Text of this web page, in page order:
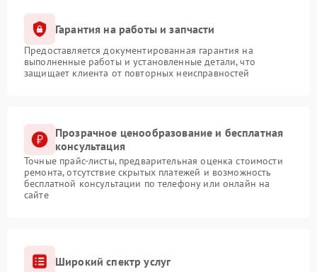
Гарантия на работы и запчасти
Предоставляется документированная гарантия на
выполненные работы и установленные детали, что
защищает клиента от повторных неисправностей
Прозрачное ценообразование и бесплатная
консультация
Точные прайс-листы, предварительная оценка стоимости
ремонта, отсутствие скрытых платежей и возможность
бесплатной консультации по телефону или онлайн на
сайте
Широкий спектр услуг